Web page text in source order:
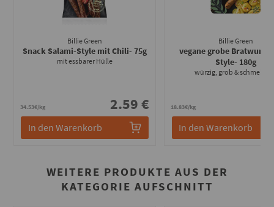
Billie Green
Snack Salami-Style mit Chili- 75g
mit essbarer Hülle
34.53€/kg 2.59 €
In den Warenkorb
Billie Green
vegane grobe Bratwurst
Style- 180g
würzig, grob &
18.83€/kg
In den Warenkorb
WEITERE PRODUKTE AUS DER
KATEGORIE AUFSCHNITT